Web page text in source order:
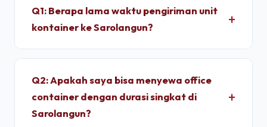
Q1: Berapa lama waktu pengiriman unit
kontainer ke Sarolangun?
Untuk wilayah Sarolangun, pengiriman standar dry
setelah proses administrasi selesai. Unit
dimobilisasi menggunakan armada truk trailer
langsung dari depo terpusat kami.
Q2: Apakah saya bisa menyewa office
container dengan durasi singkat di
Sarolangun?